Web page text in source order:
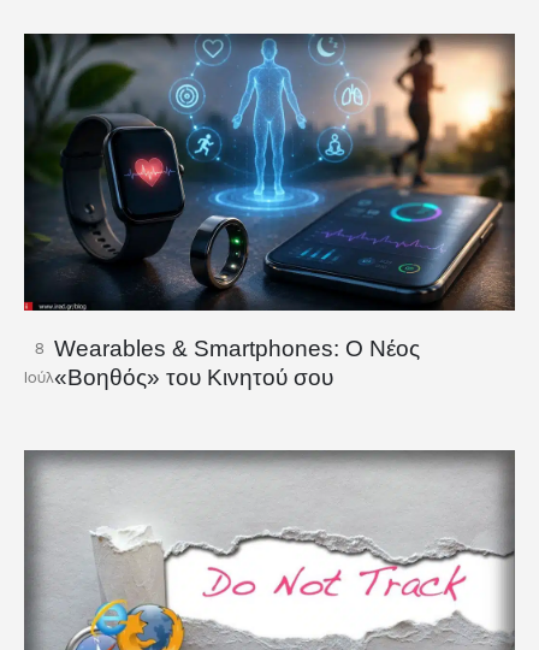
8
Ιούλ
Wearables & Smartphones: Ο Νέος
«Βοηθός» του Κινητού σου